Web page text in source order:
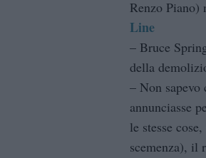
Renzo
Line
– Bruce
della
– Non sapevo
annunciasse
le stesse
scemenza), il